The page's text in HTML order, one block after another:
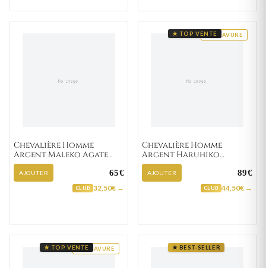
Chevalière Homme
Argent Maleko Agate
Noir
AJOUTER 65€
CLUB 32,50€ →
GRAVURE
★ TOP VENTE
Chevalière Homme
Argent Haruhiko
Zirconium
AJOUTER 89€
CLUB 44,50€ →
GRAVURE
★ TOP VENTE ★ BEST-SELLER